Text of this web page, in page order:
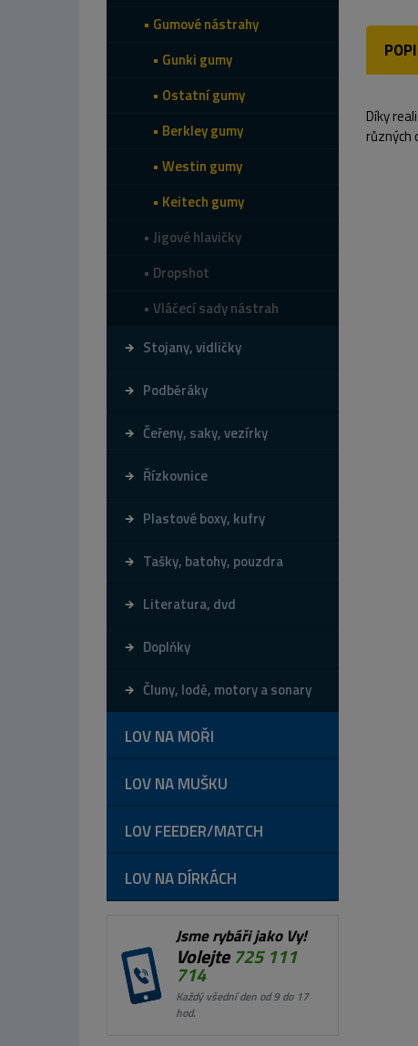
Gumové nástrahy
Gunki gumy
Ostatní gumy
Berkley gumy
Westin gumy
Keitech gumy
Jigové hlavičky
Dropshot
Vláčecí sady nástrah
Stojany, vidličky
Podběráky
Čeřeny, saky, vezírky
Řízkovnice
Plastové boxy, kufry
Tašky, batohy, pouzdra
Literatura, dvd
Doplňky
Čluny, lodě, motory a sonary
LOV NA MOŘI
LOV NA MUŠKU
LOV FEEDER/MATCH
LOV NA DÍRKÁCH
Jsme rybáři jako Vy!
Volejte725 111
714
Každý všední den od 9 do 17
hod.
Díky
různých